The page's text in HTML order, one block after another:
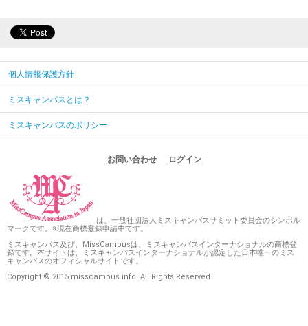
個人情報保護方針
ミスキャンパスとは？
ミスキャンパスのポリシー
お問い合わせ ログイン
は、一般社団法人ミスキャンパスサミット委員会のシンボル
マークです。※現在商標登録申請中です。
ミスキャンパス及び、MissCampusは、ミスキャンパスインターナショナルの商標登
録です。本サイトは、ミスキャンパスインターナショナルが認定した日本唯一のミス
キャンパスのオフィシャルサイトです。
Copyright © 2015 misscampus.info. All Rights Reserved